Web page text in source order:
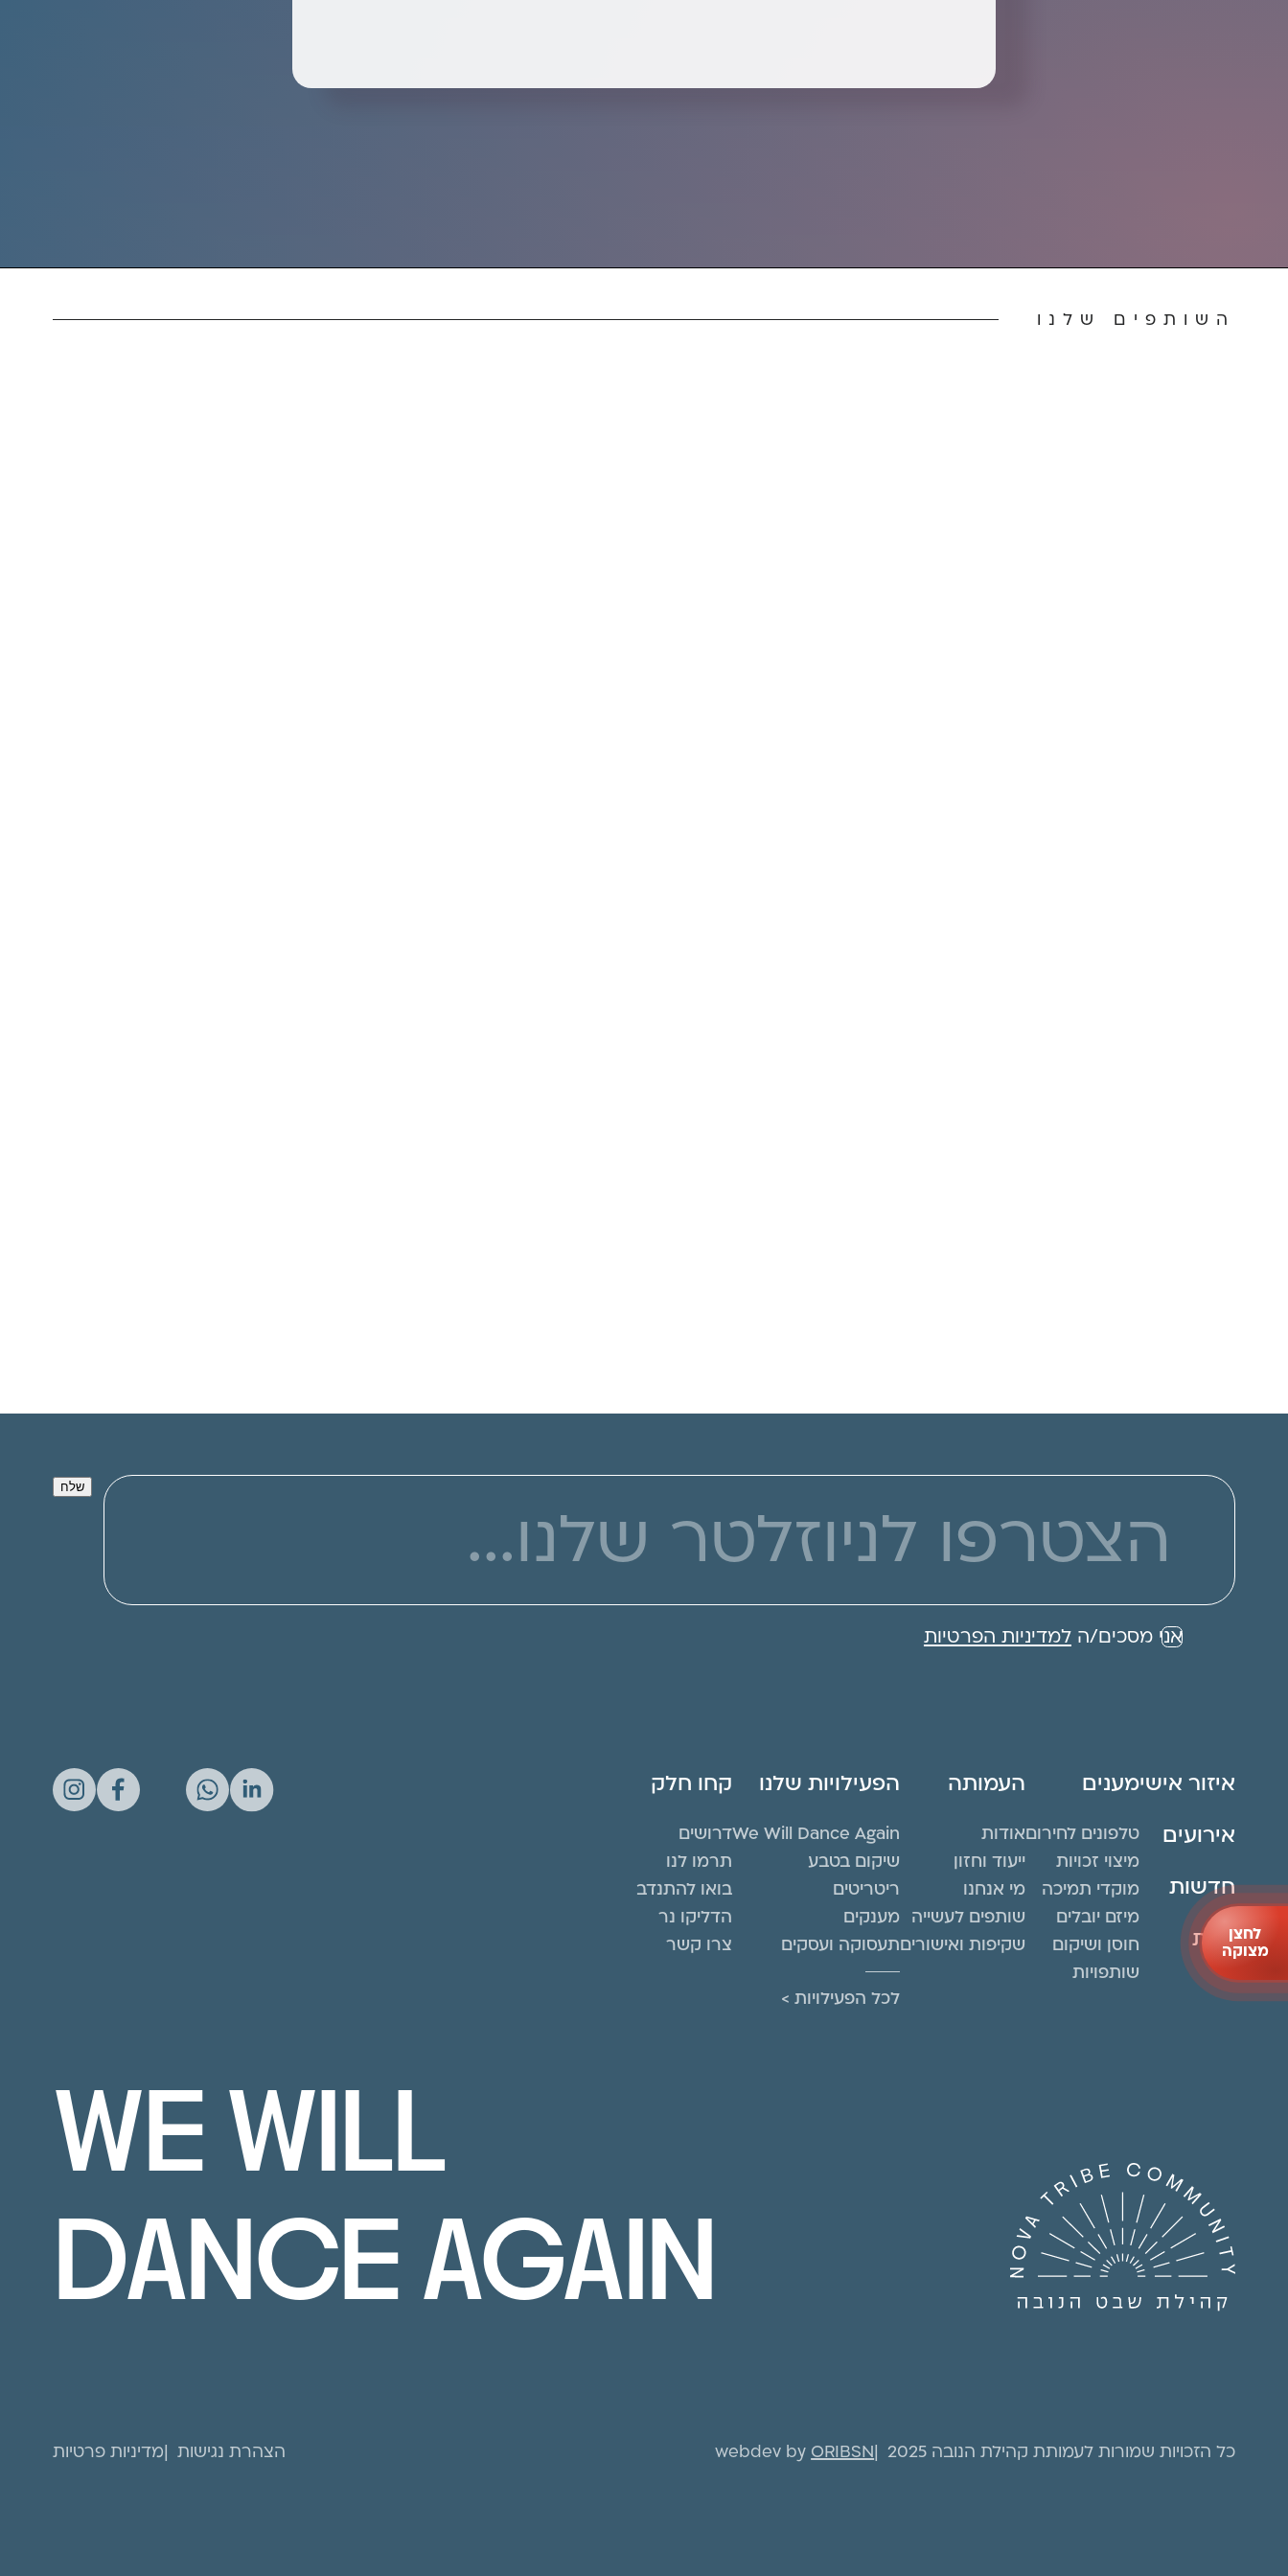
השותפים שלנו
אני מסכים/הלמדיניות הפרטיות
איזור אישי
אירועים
חדשות
חנות
מענים
טלפונים לחירום
מיצוי זכויות
מוקדי תמיכה
מיזם יובלים
חוסן ושיקום
שותפויות
העמותה
אודות
ייעוד וחזון
מי אנחנו
שותפים לעשייה
שקיפות ואישורים
הפעילויות שלנו
We Will Dance Again
שיקום בטבע
ריטריטים
מענקים
תעסוקה ועסקים
לכל הפעילויות >
קחו חלק
דרושים
תרמו לנו
בואו להתנדב
הדליקו נר
צרו קשר
WE WILL
DANCE AGAIN
כל הזכויות שמורות לעמותת קהילת הנובה 2025 webdev by ORIBSN הצהרת נגישות מדיניות פרטיות
לחצן
מצוקה